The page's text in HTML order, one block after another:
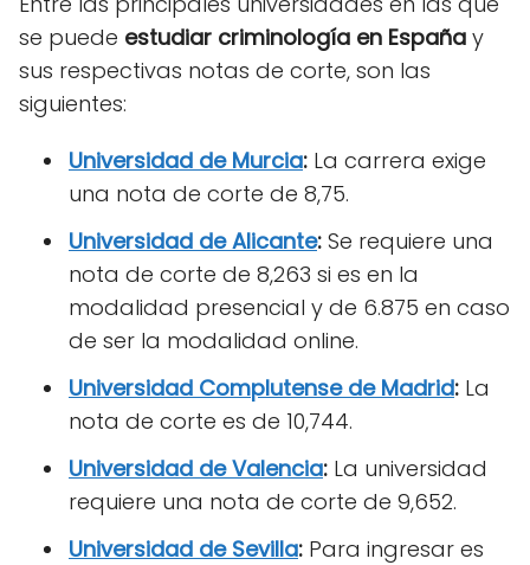
se puede estudiar criminología en España y
sus respectivas notas de corte, son las
siguientes:
Universidad de Murcia: La carrera exige
una nota de corte de 8,75.
Universidad de Alicante: Se requiere una
nota de corte de 8,263 si es en la
modalidad presencial y de 6.875 en caso
de ser la modalidad online.
Universidad Complutense de Madrid: La
nota de corte es de 10,744.
Universidad de Valencia: La universidad
requiere una nota de corte de 9,652.
Universidad de Sevilla: Para ingresar es